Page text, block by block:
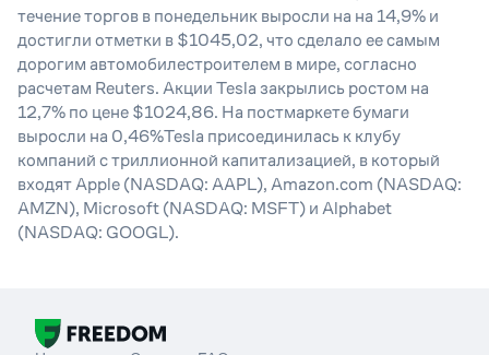
течение торгов в понедельник выросли на на 14,9% и
достигли отметки в $1045,02, что сделало ее самым
дорогим автомобилестроителем в мире, согласно
расчетам Reuters. Акции Tesla закрылись ростом на
12,7% по цене $1024,86. На постмаркете бумаги
выросли на 0,46%Tesla присоединилась к клубу
компаний с триллионной капитализацией, в который
входят Apple (NASDAQ: AAPL), Amazon.com (NASDAQ:
AMZN), Microsoft (NASDAQ: MSFT) и Alphabet
(NASDAQ: GOOGL).